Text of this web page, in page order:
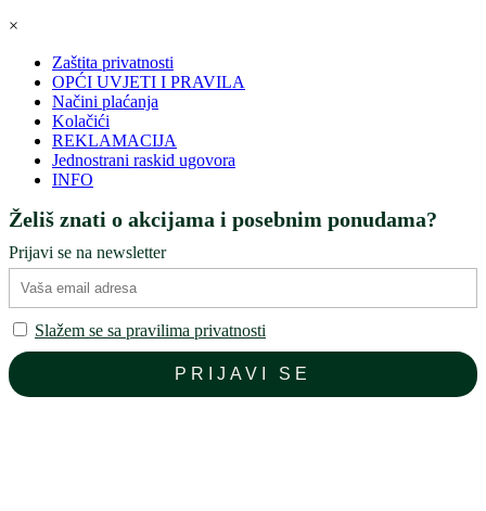
×
Zaštita privatnosti
OPĆI UVJETI I PRAVILA
Načini plaćanja
Kolačići
REKLAMACIJA
Jednostrani raskid ugovora
INFO
Želiš znati o akcijama i posebnim ponudama?
Prijavi se na newsletter
Slažem se sa pravilima privatnosti